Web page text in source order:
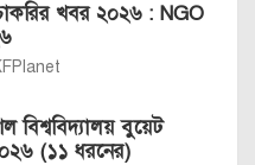
খবর ২০২৬ : NGO
বিশ্ববিদ্যালয় বুয়েট
(১১ ধরনের)